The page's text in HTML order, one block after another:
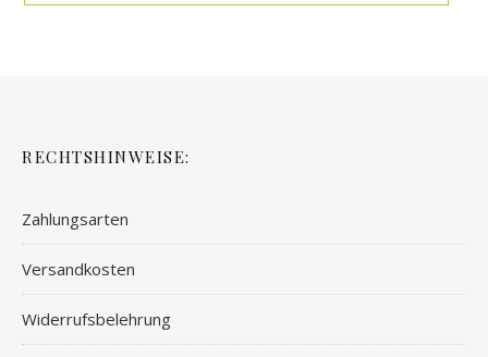
RECHTSHINWEISE:
Zahlungsarten
Versandkosten
Widerrufsbelehrung